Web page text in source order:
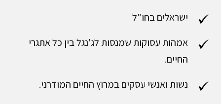
ישראלים בחו"ל
אמהות עסוקות שמנסות לג'נגל בין כל אתגרי
החיים.
נשות ואנשי עסקים במרוץ החיים המודרני.